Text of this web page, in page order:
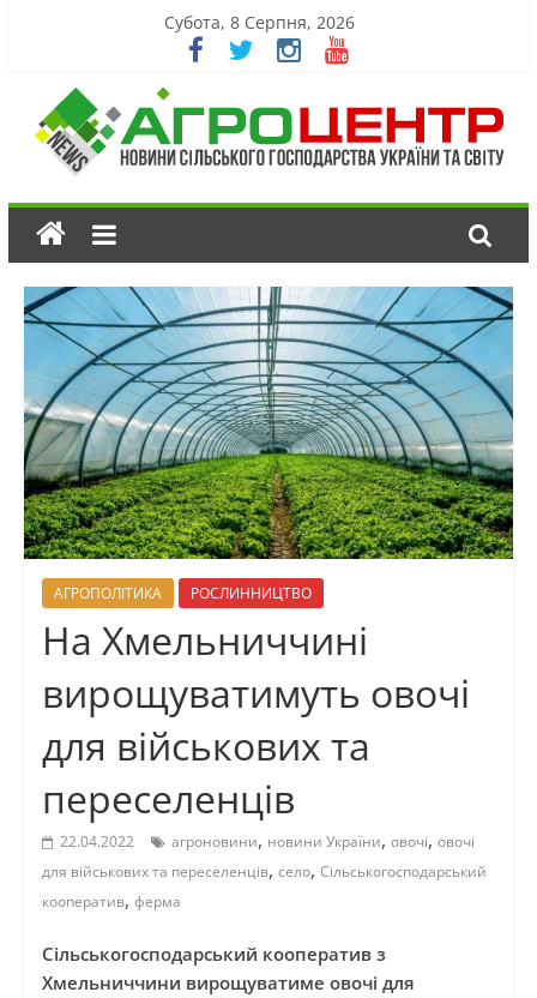
Субота, 8 Серпня, 2026
АГРОПОЛІТИКА РОСЛИННИЦТВО
На Хмельниччині
вирощуватимуть овочі
для військових та
переселенців
22.04.2022 агроновини, новини України, овочі, овочі
для військових та переселенців, село, Сільськогосподарський
кооператив, ферма
Сільськогосподарський кооператив з
Хмельниччини вирощуватиме овочі для